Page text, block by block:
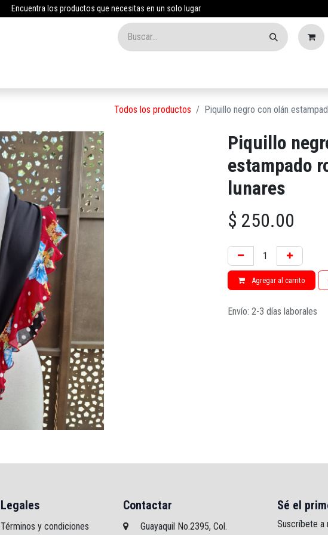
Encuentra los productos que necesitas en un solo lugar
Todos los productos Piquillo negro con olán
Piquillo
estampado
lunares
$ 250.00
Agregar al carrito
Envío: 2-3 días laborales
Sé el
Suscríbete a
Contactar
Guayaquil No.2395, Col.
Legales
Términos y condiciones